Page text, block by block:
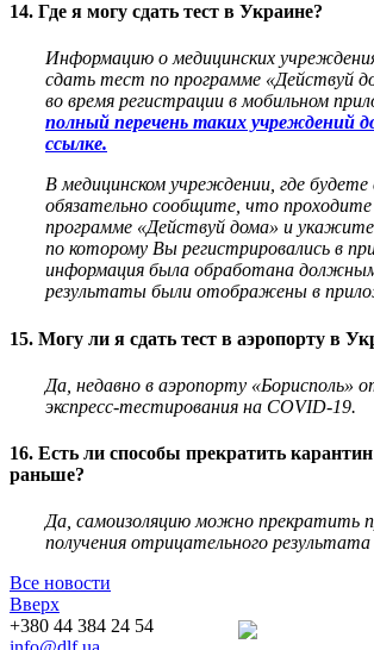
14. Где я могу сдать тест в Украине?
Информацию о медицинских
сдать тест по программе «Действуй
во время регистрации в мобильном
полный перечень таких учреждений
ссылке.
В медицинском учреждении, где
обязательно сообщите, что
программе «Действуй дома» и
по которому Вы регистрировались в
информация была обработана
результаты были отображены в
15. Могу ли я сдать тест в аэропорту в
Да, недавно в аэропорту «Борисполь»
экспресс-тестирования на COVID-19.
16. Есть ли способы прекратить
раньше?
Да, самоизоляцию можно прекратить
получения отрицательного
Все новости
Вверх
+380 44 384 24 54